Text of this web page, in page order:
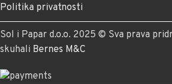
Politika privatnosti
Sol i Papar d.o.o. 2025 © Sva prava
skuhali Bernes M&C